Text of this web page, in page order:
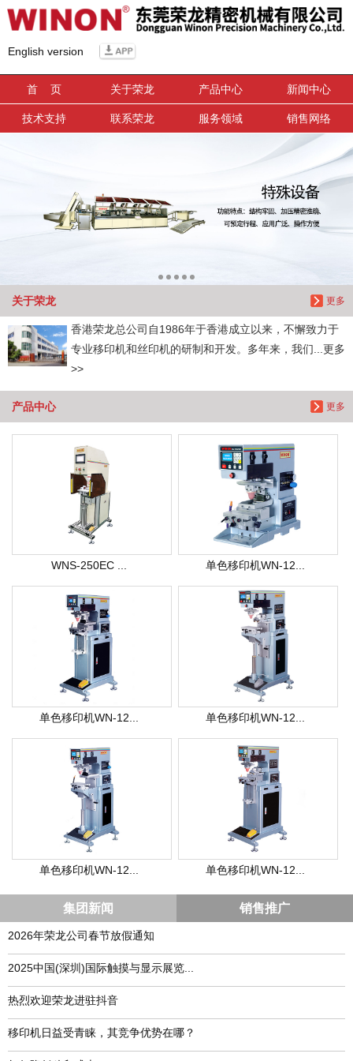
English version
首 页 关于荣龙 产品中心 新闻中心
技术支持 联系荣龙 服务领域 销售网络
更多
关于荣龙
香港荣龙总公司自1986年于香港成立以来，不懈致力于
专业移印机和丝印机的研制和开发。多年来，我们...更多
>>
更多
产品中心
WNS-250EC ... 单色移印机WN-12...
单色移印机WN-12... 单色移印机WN-12...
单色移印机WN-12... 单色移印机WN-12...
集团新闻 销售推广
2026年荣龙公司春节放假通知
​2025中国(深圳)国际触摸与显示展览...
热烈欢迎荣龙进驻抖音
移印机日益受青睐，其竞争优势在哪？
信息搜索
搜索